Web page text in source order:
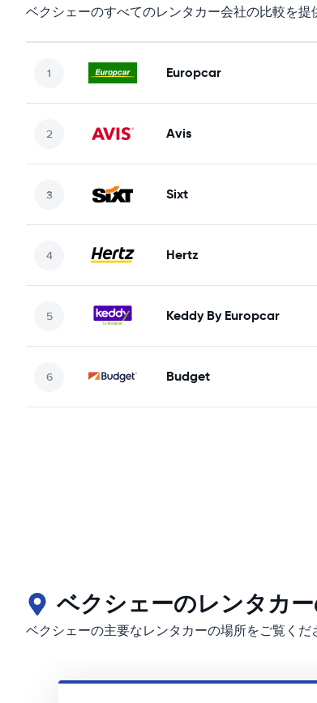
ベクシェーのすべてのレンタカー会社の比較を提
Europcar
Avis
Sixt
Hertz
Keddy By Europcar
Budget
ベクシェーのレンタカ
ベクシェーの主要なレンタカーの場所をご覧くだ